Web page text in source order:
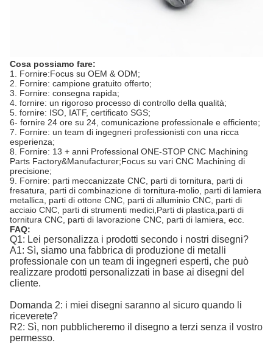
Cosa possiamo fare:
1. Fornire:Focus su OEM & ODM;
2. Fornire: campione gratuito offerto;
3. Fornire: consegna rapida;
4. fornire: un rigoroso processo di controllo della qualità;
5. fornire: ISO, IATF, certificato SGS;
6- fornire 24 ore su 24, comunicazione professionale e efficiente;
7. Fornire: un team di ingegneri professionisti con una ricca
esperienza;
8. Fornire: 13 + anni Professional ONE-STOP CNC Machining
Parts Factory&Manufacturer;Focus su vari CNC Machining di
precisione;
9. Fornire: parti meccanizzate CNC, parti di tornitura, parti di
fresatura, parti di combinazione di tornitura-molio, parti di lamiera
metallica, parti di ottone CNC, parti di alluminio CNC, parti di
acciaio CNC, parti di strumenti medici,Parti di plastica,parti di
tornitura CNC, parti di lavorazione CNC, parti di lamiera, ecc.
FAQ:
Q1: Lei personalizza i prodotti secondo i nostri disegni?
A1: Sì, siamo una fabbrica di produzione di metalli
professionale con un team di ingegneri esperti, che può
realizzare prodotti personalizzati in base ai disegni del
cliente.
Domanda 2: i miei disegni saranno al sicuro quando li
riceverete?
R2: Sì, non pubblicheremo il disegno a terzi senza il vostro
permesso.